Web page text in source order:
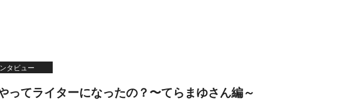
タビュー
ってライターになったの？〜てらまゆさん編～